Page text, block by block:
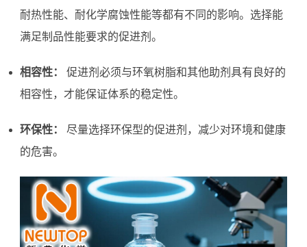
耐热性能、耐化学腐蚀性能等都有不同的影响。选择能
满足制品性能要求的促进剂。
相容性：
促进剂必须与环氧树脂和其他助剂具有良好的
相容性，才能保证体系的稳定性。
环保性：
尽量选择环保型的促进剂，减少对环境和健康
的危害。